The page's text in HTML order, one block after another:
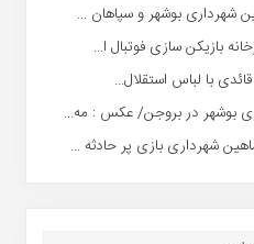
شهردارى بوشهر و سپاهان ...
بازیکن سازی فوتبال ا...
با لباس استقلال...
بوشهر در بروجن/ عکس : مه...
شهرداری بازی پر حادثه ...